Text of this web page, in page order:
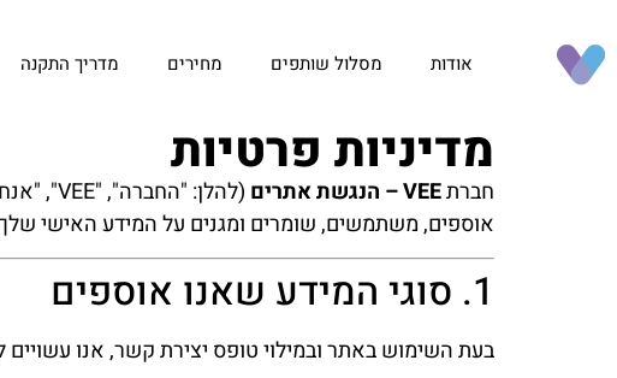
אודות מסלול שותפים מחירים מדריך התקנה
מדיניות פרטיות
חברתVEE – הנגשת אתרים (להלן: "החברה", "VEE", "אנחנו") מכבדת את פרטיות המשתמשים באתר
אוספים, משתמשים, שומרים ומגנים על המידע האישי
1. סוגי המידע שאנו אוספים
בעת השימוש באתר ובמילוי טופס יצירת קשר, אנו